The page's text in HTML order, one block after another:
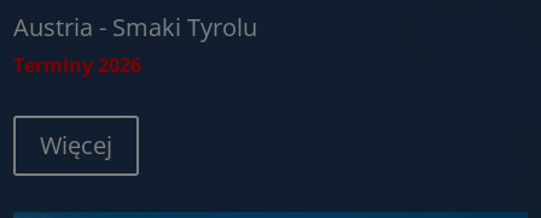
Austria - Smaki Tyrolu
Terminy 2026
Więcej